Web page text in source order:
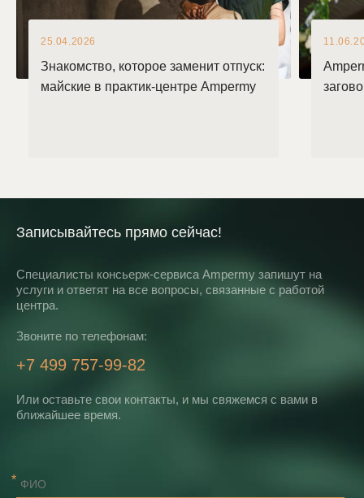
25.04.2026
Знакомство, которое заменит отпуск:
майские в практик-центре Ampermy
Записывайтесь прямо сейчас!
Специалисты консьерж-сервиса Ampermy запишут на
услуги и ответят на все вопросы, связанные с работой
центра.
Звоните по телефонам:
+7 499 757-99-82
Или оставьте свои контакты, и мы свяжемся с вами в
ближайшее время.